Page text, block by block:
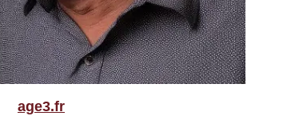
age3.fr